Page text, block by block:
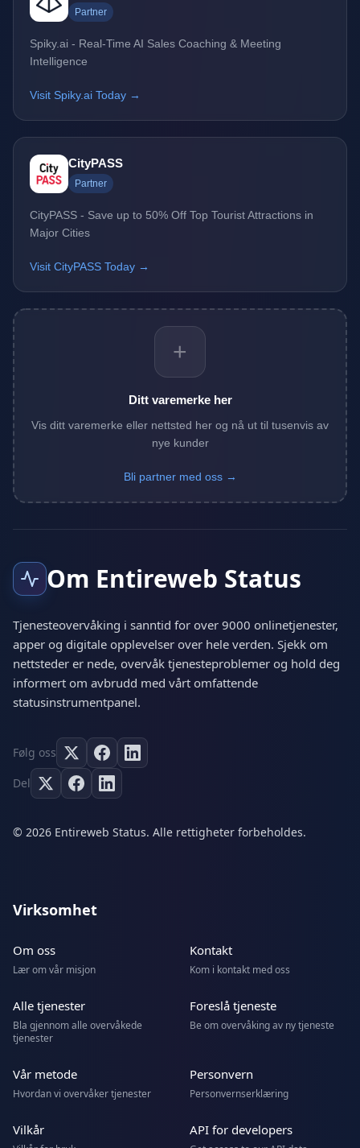
Partner
Spiky.ai - Real-Time AI Sales Coaching & Meeting
Intelligence
Visit Spiky.ai Today →
CityPASS
Partner
CityPASS - Save up to 50% Off Top Tourist Attractions in
Major Cities
Visit CityPASS Today →
+
Ditt varemerke her
Vis ditt varemerke eller nettsted her og nå ut til tusenvis av
nye kunder
Bli partner med oss →
Om Entireweb Status
Tjenesteovervåking i sanntid for over 9000 onlinetjenester,
apper og digitale opplevelser over hele verden. Sjekk om
nettsteder er nede, overvåk tjenesteproblemer og hold deg
informert om avbrudd med vårt omfattende
statusinstrumentpanel.
Følg oss
Del
© 2026 Entireweb Status. Alle rettigheter forbeholdes.
Virksomhet
Om oss
Lær om vår misjon
Kontakt
Kom i kontakt med oss
Alle tjenester
Bla gjennom alle overvåkede
tjenester
Foreslå tjeneste
Be om overvåking av ny tjeneste
Vår metode
Hvordan vi overvåker tjenester
Personvern
Personvernserklæring
Vilkår API for developers